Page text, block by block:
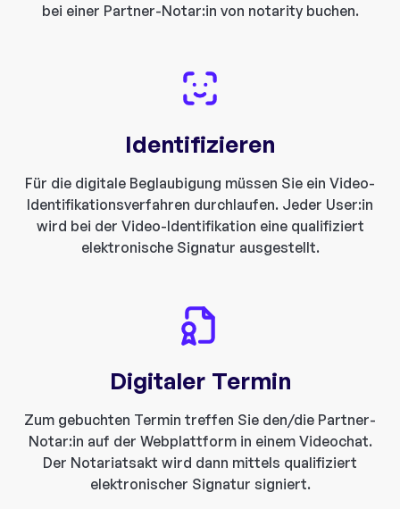
bei einer Partner-Notar:in von notarity buchen.
Identifizieren
Für die digitale Beglaubigung müssen Sie ein Video-
Identifikationsverfahren durchlaufen. Jeder User:in
wird bei der Video-Identifikation eine qualifiziert
elektronische Signatur ausgestellt.​
Digitaler Termin
Zum gebuchten Termin treffen Sie den/die Partner-
Notar:in auf der Webplattform in einem Videochat.
Der Notariatsakt wird dann mittels qualifiziert
elektronischer Signatur signiert.